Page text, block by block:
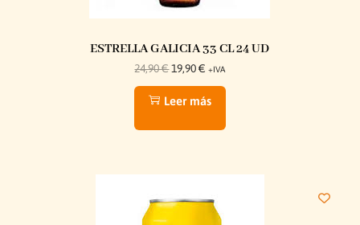
ESTRELLA GALICIA 33 CL 24 UD
24,90€19,90€ +IVA
Leer más